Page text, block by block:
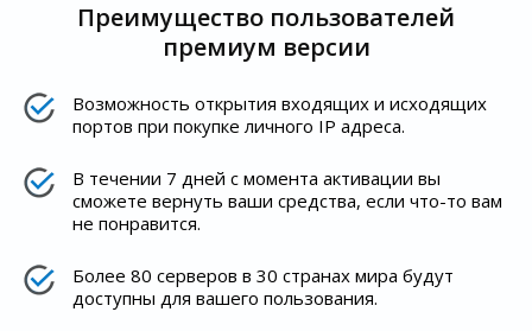
Преимущество пользователей
премиум версии
Возможность открытия входящих и исходящих
портов при покупке личного IP адреса.
В течении 7 дней с момента активации вы
сможете вернуть ваши средства, если что-то вам
не понравится.
Более 80 серверов в 30 странах мира будут
доступны для вашего пользования.